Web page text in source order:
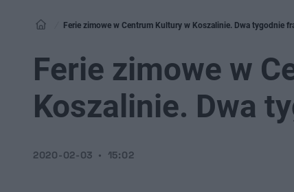
Ferie zimowe w Centrum Kultury w Koszalinie. Dwa tygodnie
Ferie zimowe w
Koszalinie. Dwa
2020-02-03 15:02